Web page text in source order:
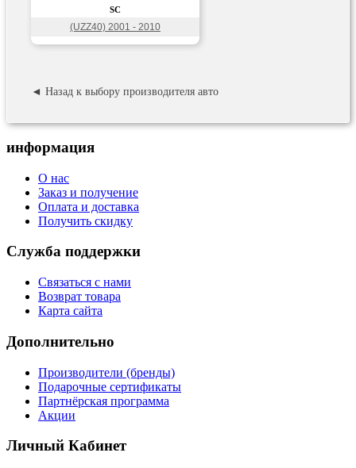
SC
(UZZ40) 2001 - 2010
◄ Назад к выбору производителя авто
информация
О нас
Заказ и получение
Оплата и доставка
Получить скидку
Служба поддержки
Связаться с нами
Возврат товара
Карта сайта
Дополнительно
Производители (бренды)
Подарочные сертификаты
Партнёрская программа
Акции
Личный Кабинет